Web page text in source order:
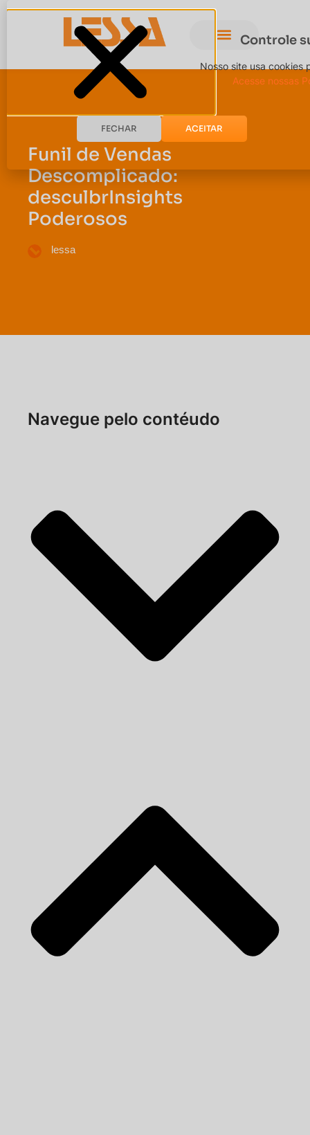
Funil de Vendas
Descomplicado:
desculbrInsights
Poderosos
lessa
Navegue pelo contéudo
Controle
Nosso site usa cookies
Acesse nossas
FECHAR ACEITAR